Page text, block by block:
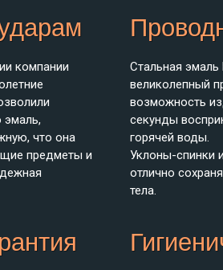
компании
эмаль,
что она
предметы и
Стальная
великолепный
возможность
секунды
горячей воды.
Уклоны-спинки
отлично
тела.